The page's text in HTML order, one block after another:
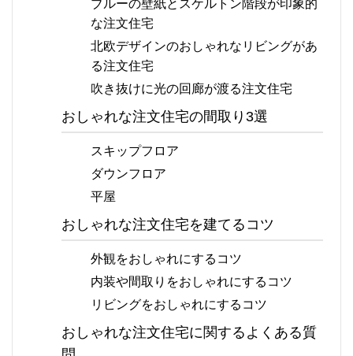
ブルーの壁紙とスケルトン階段が印象的
な注文住宅
北欧デザインのおしゃれなリビングがあ
る注文住宅
吹き抜けに光の回廊が渡る注文住宅
おしゃれな注文住宅の間取り3選
スキップフロア
ダウンフロア
平屋
おしゃれな注文住宅を建てるコツ
外観をおしゃれにするコツ
内装や間取りをおしゃれにするコツ
リビングをおしゃれにするコツ
おしゃれな注文住宅に関するよくある質